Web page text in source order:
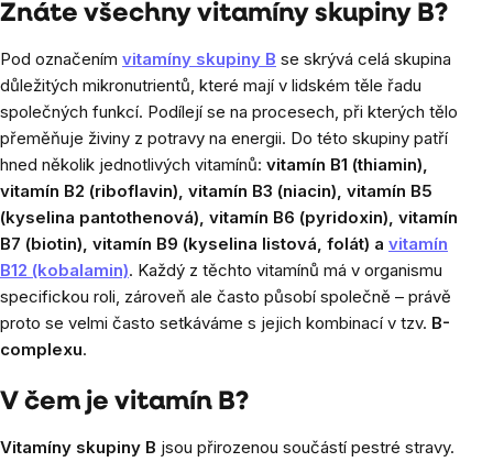
Znáte všechny vitamíny skupiny B?
Pod označením vitamíny skupiny B se skrývá celá skupina
důležitých mikronutrientů, které mají v lidském těle řadu
společných funkcí. Podílejí se na procesech, při kterých tělo
přeměňuje živiny z potravy na energii. Do této skupiny patří
hned několik jednotlivých vitamínů: vitamín B1 (thiamin),
vitamín B2 (riboflavin), vitamín B3 (niacin), vitamín B5
(kyselina pantothenová), vitamín B6 (pyridoxin), vitamín
B7 (biotin), vitamín B9 (kyselina listová, folát) a vitamín
B12 (kobalamin). Každý z těchto vitamínů má v organismu
specifickou roli, zároveň ale často působí společně – právě
proto se velmi často setkáváme s jejich kombinací v tzv. B-
complexu.
V čem je vitamín B?
Vitamíny skupiny B jsou přirozenou součástí pestré stravy.